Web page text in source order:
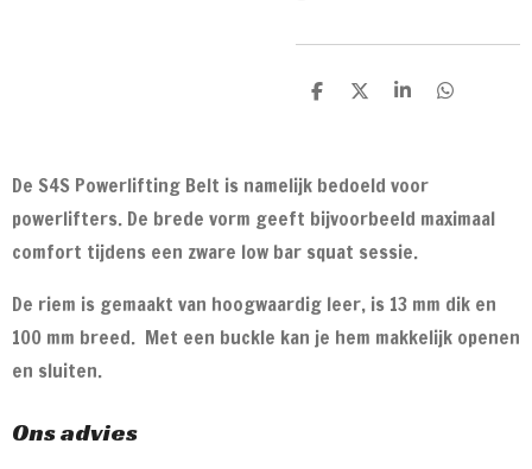
D
n
D
S
D
De S4S Powerlifting Belt is namelijk bedoeld voor
powerlifters. De brede vorm geeft bijvoorbeeld maximaal
comfort tijdens een zware low bar squat sessie.
De riem is gemaakt van hoogwaardig leer, is 13 mm dik en
100 mm breed. Met een buckle kan je hem makkelijk openen
en sluiten.
Ons advies